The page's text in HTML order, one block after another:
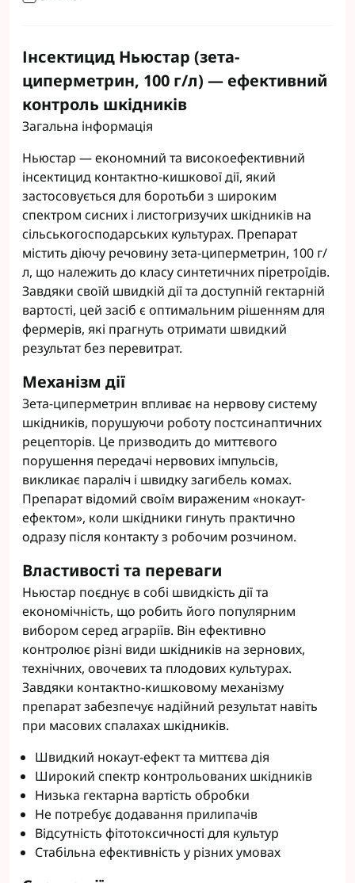
Інсектицид Ньюстар (зета-
циперметрин, 100 г/л) — ефективний
контроль шкідників
Загальна інформація
Ньюстар — економний та високоефективний
інсектицид контактно-кишкової дії, який
застосовується для боротьби з широким
спектром сисних і листогризучих шкідників на
сільськогосподарських культурах. Препарат
містить діючу речовину зета-циперметрин, 100 г/
л, що належить до класу синтетичних піретроїдів.
Завдяки своїй швидкій дії та доступній гектарній
вартості, цей засіб є оптимальним рішенням для
фермерів, які прагнуть отримати швидкий
результат без перевитрат.
Механізм дії
Зета-циперметрин впливає на нервову систему
шкідників, порушуючи роботу постсинаптичних
рецепторів. Це призводить до миттєвого
порушення передачі нервових імпульсів,
викликає параліч і швидку загибель комах.
Препарат відомий своїм вираженим «нокаут-
ефектом», коли шкідники гинуть практично
одразу після контакту з робочим розчином.
Властивості та переваги
Ньюстар поєднує в собі швидкість дії та
економічність, що робить його популярним
вибором серед аграріїв. Він ефективно
контролює різні види шкідників на зернових,
технічних, овочевих та плодових культурах.
Завдяки контактно-кишковому механізму
препарат забезпечує надійний результат навіть
при масових спалахах шкідників.
Швидкий нокаут-ефект та миттєва дія
Широкий спектр контрольованих шкідників
Низька гектарна вартість обробки
Не потребує додавання прилипачів
Відсутність фітотоксичності для культур
Стабільна ефективність у різних умовах